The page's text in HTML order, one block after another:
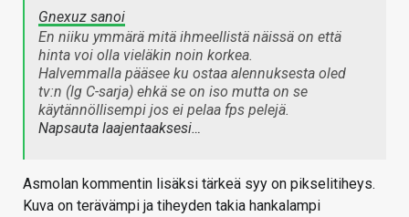
Gnexuz sanoi
En niiku ymmärä mitä ihmeellistä näissä on että
hinta voi olla vieläkin noin korkea.
Halvemmalla pääsee ku ostaa alennuksesta oled
tv:n (lg C-sarja) ehkä se on iso mutta on se
käytännöllisempi jos ei pelaa fps pelejä.
Napsauta laajentaaksesi…
Asmolan kommentin lisäksi tärkeä syy on pikselitiheys.
Kuva on terävämpi ja tiheyden takia hankalampi